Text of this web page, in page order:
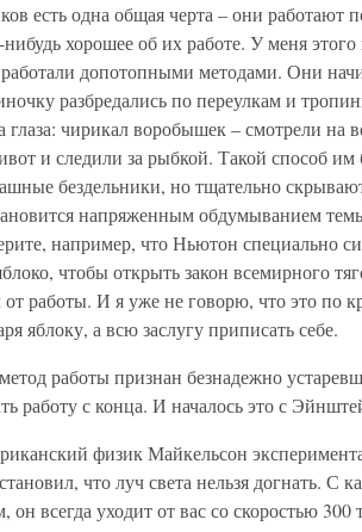
есть одна общая черта – они работают
нибудь хорошее об их работе. У меня
допотопными методами. Они
разбредались по переулкам и
глаза: чирикал воробышек – смотрели на
и следили за рыбкой. Такой способ
бездельники, но тщательно
напряженным обдумыванием
например, что Ньютон специально
чтобы открыть закон всемирного
работы. И я уже не говорю, что это по
яблоку, а всю заслугу приписать себе.
работы признан безнадежно
работу с конца. И началось это с
физик Майкельсон
что луч света нельзя догнать. С
он всегда уходит от вас со скоростью